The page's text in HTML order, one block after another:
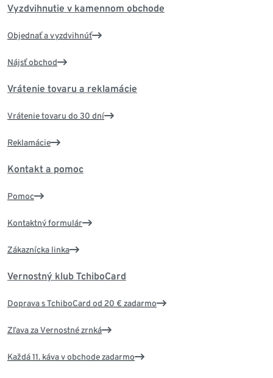
Vyzdvihnutie v kamennom obchode
Objednať a vyzdvihnúť
Nájsť obchod
Vrátenie tovaru a reklamácie
Vrátenie tovaru do 30 dní
Reklamácie
Kontakt a pomoc
Pomoc
Kontaktný formulár
Zákaznícka linka
Vernostný klub TchiboCard
Doprava s TchiboCard od 20 € zadarmo
Zľava za Vernostné zrnká
Každá 11. káva v obchode zadarmo